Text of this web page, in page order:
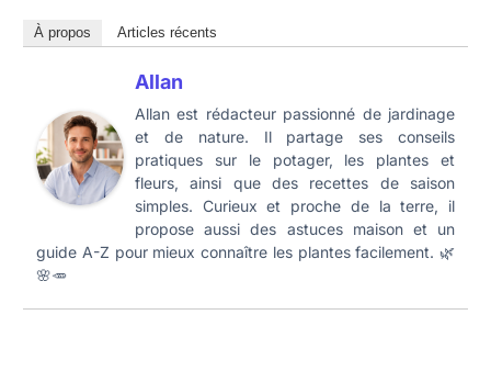
À propos Articles récents
Allan
Allan est rédacteur passionné de jardinage
et de nature. Il partage ses conseils
pratiques sur le potager, les plantes et
fleurs, ainsi que des recettes de saison
simples. Curieux et proche de la terre, il
propose aussi des astuces maison et un
guide A-Z pour mieux connaître les plantes facilement. 🌿
🌸🥕